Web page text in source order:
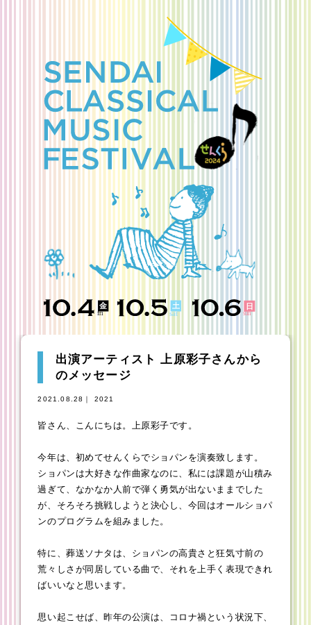
出演アーティスト 上原彩子さんから
のメッセージ
2021.08.28｜ 2021
皆さん、こんにちは。上原彩子です。
今年は、初めてせんくらでショパンを演奏致します。
ショパンは大好きな作曲家なのに、私には課題が山積み
過ぎて、なかなか人前で弾く勇気が出ないままでした
が、そろそろ挑戦しようと決心し、今回はオールショパ
ンのプログラムを組みました。
特に、葬送ソナタは、ショパンの高貴さと狂気寸前の
荒々しさが同居している曲で、それを上手く表現できれ
ばいいなと思います。
思い起こせば、昨年の公演は、コロナ禍という状況下、